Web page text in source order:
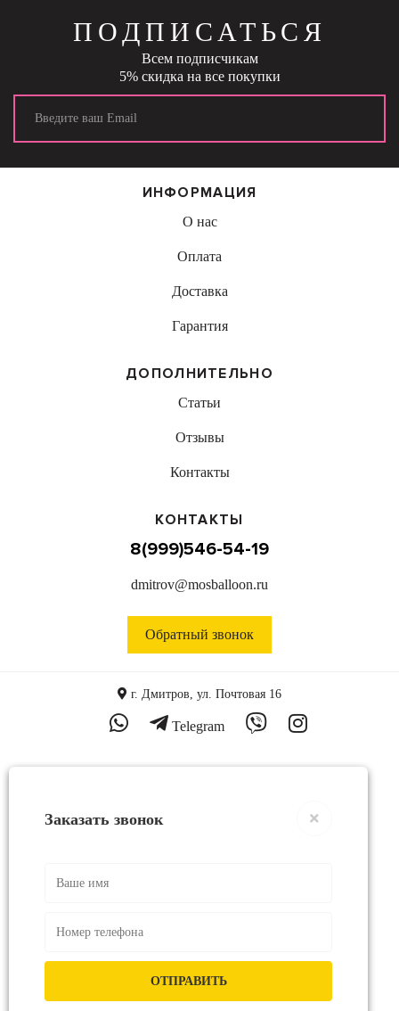
ПОДПИСАТЬСЯ
Всем подписчикам
5% скидка на все покупки
ИНФОРМАЦИЯ
О нас
Оплата
Доставка
Гарантия
ДОПОЛНИТЕЛЬНО
Статьи
Отзывы
Контакты
КОНТАКТЫ
8(999)546-54-19
dmitrov@mosballoon.ru
Обратный звонок
г. Дмитров, ул. Почтовая 16
Telegram
Заказать звонок
ОТПРАВИТЬ